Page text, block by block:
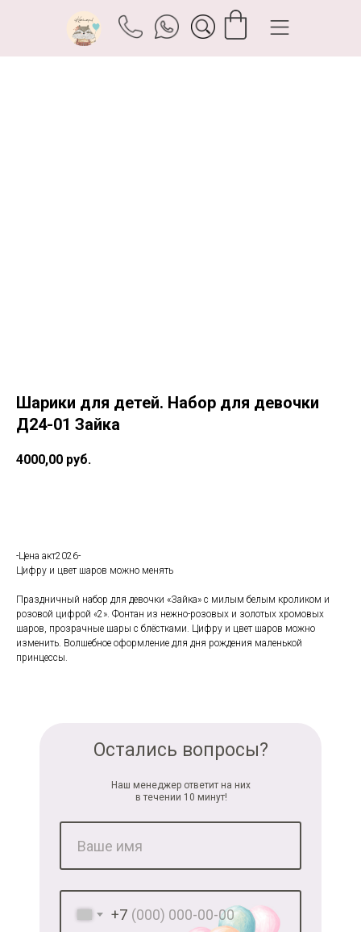
Шарики для детей. Набор для девочки
Д24-01 Зайка
4000,00 руб.
-Цена акт2026-
Цифру и цвет шаров можно менять
Праздничный набор для девочки «Зайка» с милым белым кроликом и
розовой цифрой «2». Фонтан из нежно-розовых и золотых хромовых
шаров, прозрачные шары с блёстками. Цифру и цвет шаров можно
изменить. Волшебное оформление для дня рождения маленькой
принцессы.
+7
Остались вопросы?
Наш менеджер ответит на них
в течении 10 минут!